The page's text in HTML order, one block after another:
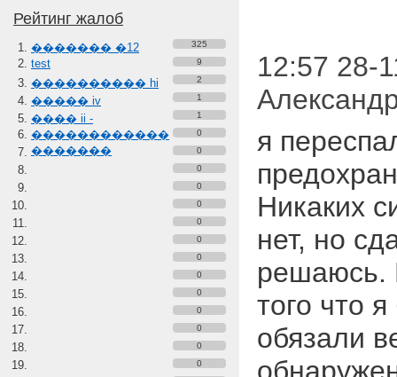
Рейтинг жалоб
������� �12 325
test 9
���������� hi 2
����� iv 1
���� ii -
������������
�������
1
0
0
0
0
0
0
0
0
0
0
0
0
0
0
12:57 28-
я
Никаких
нет, но
решаюсь.
того что
обязали